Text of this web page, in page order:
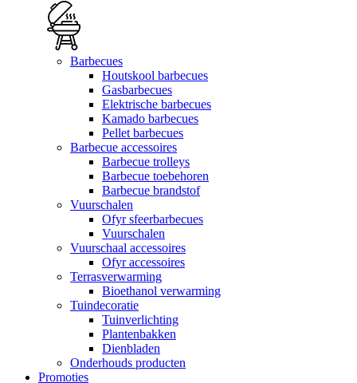
Barbecues
Houtskool barbecues
Gasbarbecues
Elektrische barbecues
Kamado barbecues
Pellet barbecues
Barbecue accessoires
Barbecue trolleys
Barbecue toebehoren
Barbecue brandstof
Vuurschalen
Ofyr sfeerbarbecues
Vuurschalen
Vuurschaal accessoires
Ofyr accessoires
Terrasverwarming
Bioethanol verwarming
Tuindecoratie
Tuinverlichting
Plantenbakken
Dienbladen
Onderhouds producten
Promoties